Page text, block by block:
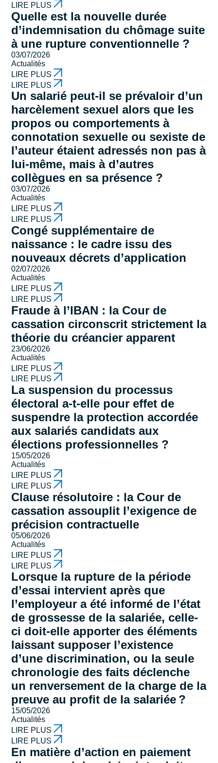
LIRE PLUS
Quelle est la nouvelle durée
d’indemnisation du chômage suite
à une rupture conventionnelle ?
03/07/2026
Actualités
LIRE PLUS
LIRE PLUS
Un salarié peut-il se prévaloir d’un
harcèlement sexuel alors que les
propos ou comportements à
connotation sexuelle ou sexiste de
l’auteur étaient adressés non pas à
lui-même, mais à d’autres
collègues en sa présence ?
03/07/2026
Actualités
LIRE PLUS
LIRE PLUS
Congé supplémentaire de
naissance : le cadre issu des
nouveaux décrets d’application
02/07/2026
Actualités
LIRE PLUS
LIRE PLUS
Fraude à l’IBAN : la Cour de
cassation circonscrit strictement la
théorie du créancier apparent
23/06/2026
Actualités
LIRE PLUS
LIRE PLUS
La suspension du processus
électoral a-t-elle pour effet de
suspendre la protection accordée
aux salariés candidats aux
élections professionnelles ?
15/05/2026
Actualités
LIRE PLUS
LIRE PLUS
Clause résolutoire : la Cour de
cassation assouplit l’exigence de
précision contractuelle
05/06/2026
Actualités
LIRE PLUS
LIRE PLUS
Lorsque la rupture de la période
d’essai intervient après que
l’employeur a été informé de l’état
de grossesse de la salariée, celle-
ci doit-elle apporter des éléments
laissant supposer l’existence
d’une discrimination, ou la seule
chronologie des faits déclenche
un renversement de la charge de la
preuve au profit de la salariée ?
15/05/2026
Actualités
LIRE PLUS
LIRE PLUS
En matière d’action en paiement